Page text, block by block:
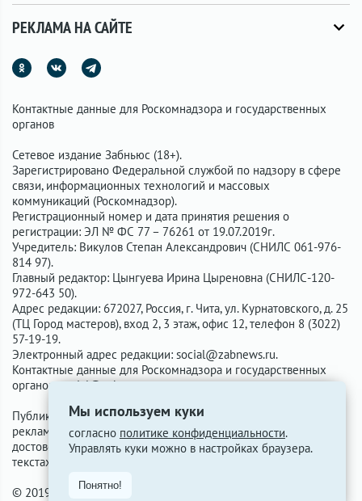
Мы используем куки
согласно политике конфиденциальности.
Управлять куки можно в настройках браузера.
Понятно!
РЕКЛАМА НА САЙТЕ
Контактные данные для Роскомнадзора и государственных
органов
Сетевое издание Забньюс (18+).
Зарегистрировано Федеральной службой по надзору в сфере
связи, информационных технологий и массовых
коммуникаций (Роскомнадзор).
Регистрационный номер и дата принятия решения о
регистрации: ЭЛ № ФС 77 – 76261 от 19.07.2019г.
Учредитель: Викулов Степан Александрович (СНИЛС 061-976-
814 97).
Главный редактор: Цынгуева Ирина Цыреновна (СНИЛС-120-
972-643 50).
Адрес редакции: 672027, Россия, г. Чита, ул. Курнатовского, д. 25
(ТЦ Город мастеров), вход 2, 3 этаж, офис 12, телефон 8 (3022)
57-19-19.
Электронный адрес редакции: social@zabnews.ru.
Контактные данные для Роскомнадзора и государственных
органов:
social@zabnews.ru.
Публикации с пометками «Реклама», «Выборы» оплачены
рекламодателем. Редакция сайта не несёт ответственности за
достоверность информации, содержащейся в рекламных
текстах.
© 2019-2026 ZabNews